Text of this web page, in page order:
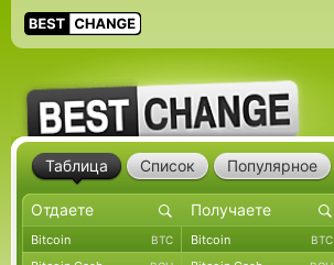
Таблица Список Популярное
Bitcoin BTC Bitcoin BTC